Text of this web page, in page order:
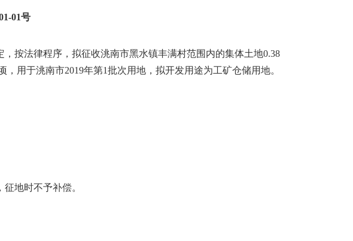
01号
按法律程序，拟征收洮南市黑水镇丰满村范围内的集体土地0.38
，用于洮南市2019年第1批次用地，拟开发用途为工矿仓储用地。
地时不予补偿。